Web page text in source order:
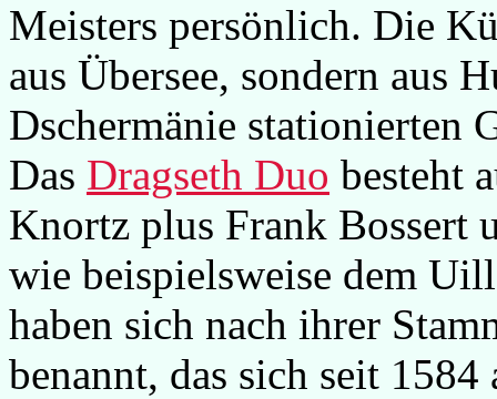
Meisters persönlich. Die
aus Übersee, sondern aus
Dschermänie stationierten
Das Dragseth Duo besteht
Knortz plus Frank Bossert
wie beispielsweise dem
haben sich nach ihrer
benannt, das sich seit